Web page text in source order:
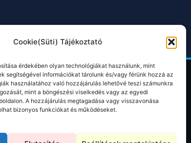
Cookie(Süti) Tájékoztató
érdekében olyan technológiákat használunk, mint
segítségével információkat tárolunk és/vagy férünk hozzá az
használatához való hozzájárulás lehetővé teszi számunkra
mint a böngészési viselkedés vagy az egyedi
A hozzájárulás megtagadása vagy visszavonása
bizonyos funkciókat és működéseket.
KAPCSOLAT
+36 30 124 3647